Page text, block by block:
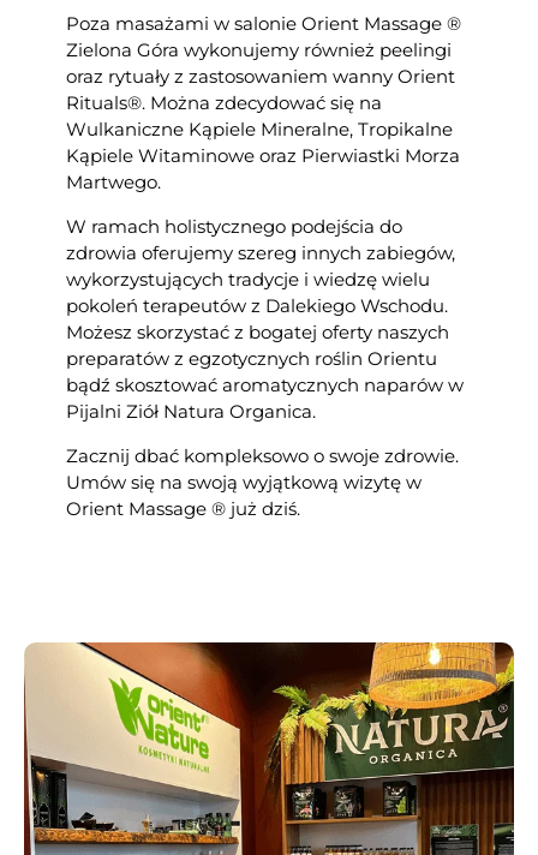
Poza masażami w salonie Orient Massage ®
Zielona Góra wykonujemy również peelingi
oraz rytuały z zastosowaniem wanny Orient
Rituals®. Można zdecydować się na
Wulkaniczne Kąpiele Mineralne, Tropikalne
Kąpiele Witaminowe oraz Pierwiastki Morza
Martwego.
W ramach holistycznego podejścia do
zdrowia oferujemy szereg innych zabiegów,
wykorzystujących tradycje i wiedzę wielu
pokoleń terapeutów z Dalekiego Wschodu.
Możesz skorzystać z bogatej oferty naszych
preparatów z egzotycznych roślin Orientu
bądź skosztować aromatycznych naparów w
Pijalni Ziół Natura Organica.
Zacznij dbać kompleksowo o swoje zdrowie.
Umów się na swoją wyjątkową wizytę w
Orient Massage ® już dziś.